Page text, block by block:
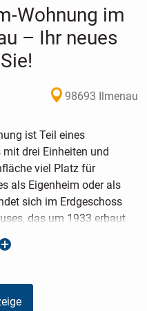
Wohnung im
– Ihr neues
98693 Ilmenau
ist Teil eines
drei Einheiten und
viel Platz für
als Eigenheim oder als
sich im Erdgeschoss
das um 1933 erbaut
verleiht dem
und wurde erst vor ca. 5
durchdachten
Räumen. Die moderne